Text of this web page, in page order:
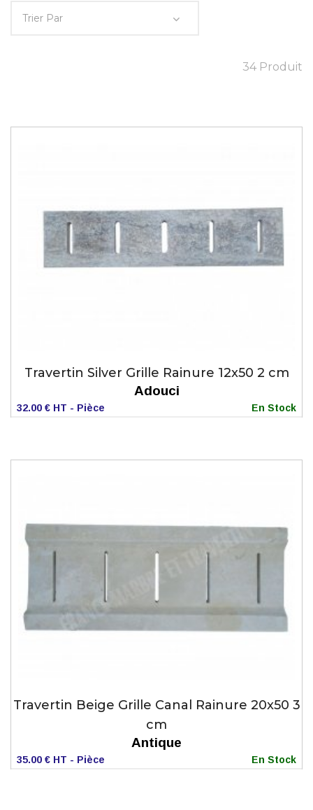
34 Produit
Travertin Silver Grille Rainure 12x50 2 cm
Adouci
32.00 € HT - Pièce En Stock
Travertin Beige Grille Canal Rainure 20x50 3
cm
Antique
35.00 € HT - Pièce En Stock